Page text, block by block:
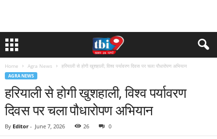
Home Agra News हरियाली से होगी खुशहाली, विश्व पर्यावरण दिवस पर चला पौधारोपण अभियान
AGRA NEWS
हरियाली से होगी खुशहाली, विश्व पर्यावरण
दिवस पर चला पौधारोपण अभियान
By Editor - June 7, 2026 26 0